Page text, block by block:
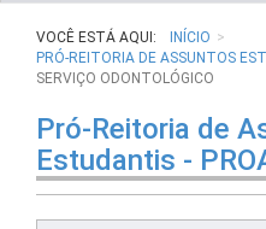
VOCÊ ESTÁ AQUI:
INÍCIO
PRÓ-REITORIA DE ASSUNTOS
SERVIÇO ODONTOLÓGICO
Pró-Reitoria de
Estudantis -